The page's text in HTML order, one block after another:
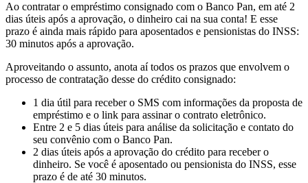
Ao contratar o empréstimo consignado com o Banco Pan, em até 2
dias úteis após a aprovação, o dinheiro cai na sua conta! E esse
prazo é ainda mais rápido para aposentados e pensionistas do INSS:
30 minutos após a aprovação.
Aproveitando o assunto, anota aí todos os prazos que envolvem o
processo de contratação desse do crédito consignado:
1 dia útil para receber o SMS com informações da proposta de
empréstimo e o link para assinar o contrato eletrônico.
Entre 2 e 5 dias úteis para análise da solicitação e contato do
seu convênio com o Banco Pan.
2 dias úteis após a aprovação do crédito para receber o
dinheiro. Se você é aposentado ou pensionista do INSS, esse
prazo é de até 30 minutos.